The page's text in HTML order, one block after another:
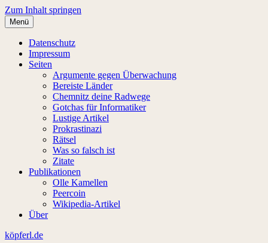
Zum Inhalt springen
Menü
Datenschutz
Impressum
Seiten
Argumente gegen Überwachung
Bereiste Länder
Chemnitz deine Radwege
Gotchas für Informatiker
Lustige Artikel
Prokrastinazi
Rätsel
Was so falsch ist
Zitate
Publikationen
Olle Kamellen
Peercoin
Wikipedia-Artikel
Über
köpferl.de